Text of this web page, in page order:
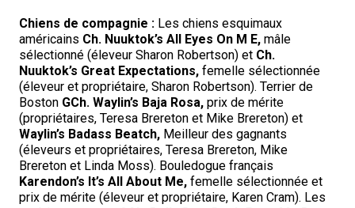
Chiens de compagnie : Les chiens esquimaux
américains Ch. Nuuktok’s All Eyes On M E, mâle
sélectionné (éleveur Sharon Robertson) et Ch.
Nuuktok’s Great Expectations, femelle sélectionnée
(éleveur et propriétaire, Sharon Robertson). Terrier de
Boston GCh. Waylin’s Baja Rosa, prix de mérite
(propriétaires, Teresa Brereton et Mike Brereton) et
Waylin’s Badass Beatch, Meilleur des gagnants
(éleveurs et propriétaires, Teresa Brereton, Mike
Brereton et Linda Moss). Bouledogue français
Karendon’s It’s All About Me, femelle sélectionnée et
prix de mérite (éleveur et propriétaire, Karen Cram). Les